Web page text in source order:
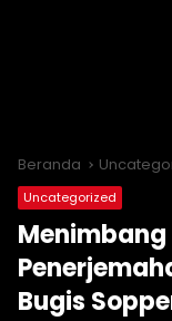
Beranda
Uncategorized
Bugis